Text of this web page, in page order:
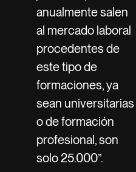
anualmente salen
al mercado laboral
procedentes de
este tipo de
formaciones, ya
sean universitarias
o de formación
profesional, son
solo 25.000”.